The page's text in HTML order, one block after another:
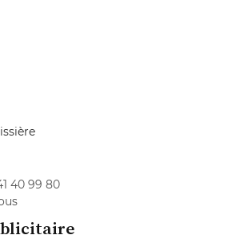
40 99 80